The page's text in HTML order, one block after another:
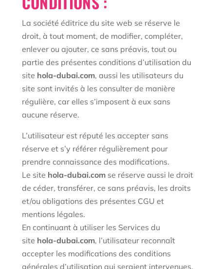
La société éditrice du site web se réserve le
droit, à tout moment, de modifier, compléter,
enlever ou ajouter, ce sans préavis, tout ou
partie des présentes conditions d’utilisation du
site hola-dubai.com, aussi les utilisateurs du
site sont invités à les consulter de manière
régulière, car elles s’imposent à eux sans
aucune réserve.
L’utilisateur est réputé les accepter sans
réserve et s’y référer régulièrement pour
prendre connaissance des modifications.
Le site hola-dubai.comse réserve aussi le droit
de céder, transférer, ce sans préavis, les droits
et/ou obligations des présentes CGU et
mentions légales.
En continuant à utiliser les Services du
site hola-dubai.com, l’utilisateur reconnaît
accepter les modifications des conditions
générales d’utilisation qui seraient intervenues.